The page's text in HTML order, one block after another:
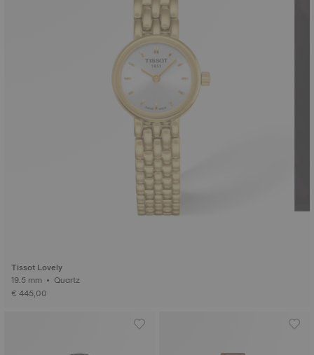
Tissot Lovely
19.5 mm • Quartz
€ 445,00